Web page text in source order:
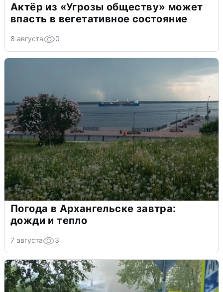
Актёр из «Угрозы обществу» может
впасть в вегетативное состояние
8 августа 0
Погода в Архангельске завтра:
дожди и тепло
7 августа 3